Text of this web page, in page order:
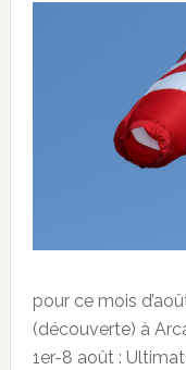
pour ce mois
(découverte) à
1er-8 août :